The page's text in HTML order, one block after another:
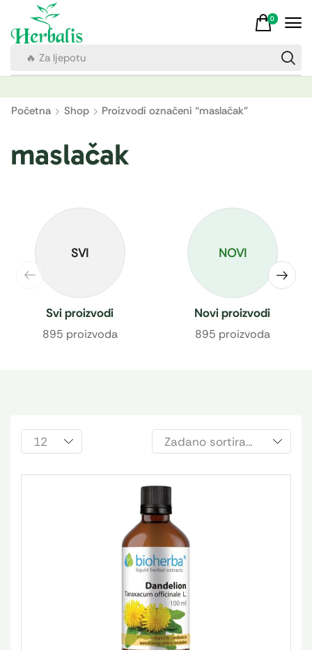
🔥 Za imunitet
0
Početna Shop Proizvodi označeni “maslačak”
maslačak
SVI
Svi proizvodi
895 proizvoda
NOVI
Novi proizvodi
895 proizvoda